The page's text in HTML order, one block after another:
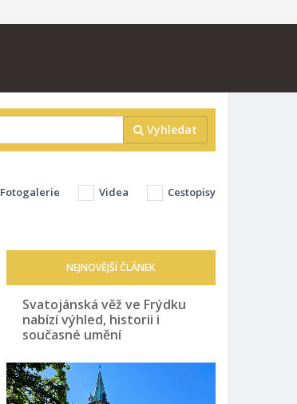
Vyhledat
Fotogalerie Videa Cestopisy
NEJNOVĚJŠÍ ČLÁNEK
Svatojánská věž ve Frýdku
nabízí výhled, historii i
současné umění